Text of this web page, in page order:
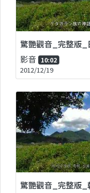
驚艷觀音_完整版_
影音 10:02
2012/12/19
驚艷觀音_完整版_